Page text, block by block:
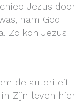
Jezus door
nam God
Zo kon Jezus
de autoriteit
Zijn leven hier